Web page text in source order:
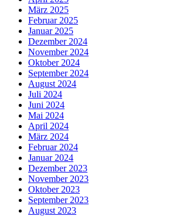
März 2025
Februar 2025
Januar 2025
Dezember 2024
November 2024
Oktober 2024
September 2024
August 2024
Juli 2024
Juni 2024
Mai 2024
April 2024
März 2024
Februar 2024
Januar 2024
Dezember 2023
November 2023
Oktober 2023
September 2023
August 2023